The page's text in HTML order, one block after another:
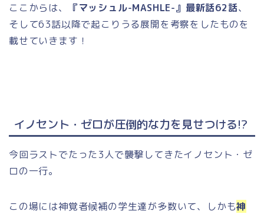
ここからは、 『マッシュル-MASHLE-』最新話62話、
そして63話以降で起こりうる展開を考察をしたものを
載せていきます！
イノセント・ゼロが圧倒的な力を見せつける!?
今回ラストでたった3人で襲撃してきたイノセント・ゼ
ロの一行。
この場には神覚者候補の学生達が多数いて、しかも神